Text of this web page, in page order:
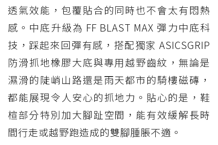
透氣效能，包覆貼合的同時也不會太有悶熱
感。中底升級為 FF BLAST MAX 彈力中底科
技，踩起來回彈有感，搭配獨家 ASICSGRIP
防滑抓地橡膠大底與專用越野齒紋，無論是
濕滑的陡峭山路還是雨天都市的騎樓磁磚，
都能展現令人安心的抓地力。貼心的是，鞋
楦部分特別加大腳趾空間，能有效緩解長時
間行走或越野跑造成的雙腳腫脹不適。